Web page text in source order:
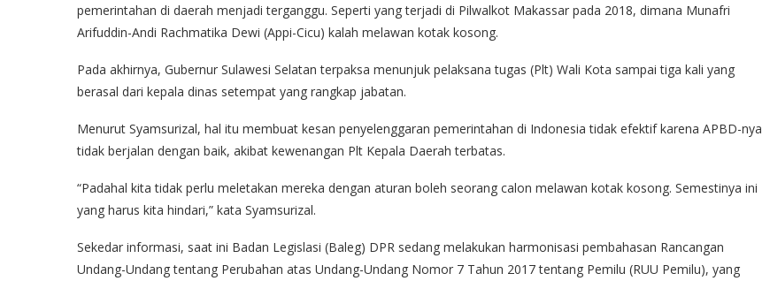
pemerintahan di daerah menjadi terganggu. Seperti yang terjadi di Pilwalkot Makassar pada 2018, dimana Munafri
Arifuddin-Andi Rachmatika Dewi (Appi-Cicu) kalah melawan kotak kosong.
Pada akhirnya, Gubernur Sulawesi Selatan terpaksa menunjuk pelaksana tugas (Plt) Wali Kota sampai tiga kali yang
berasal dari kepala dinas setempat yang rangkap jabatan.
Menurut Syamsurizal, hal itu membuat kesan penyelenggaran pemerintahan di Indonesia tidak efektif karena APBD-nya
tidak berjalan dengan baik, akibat kewenangan Plt Kepala Daerah terbatas.
“Padahal kita tidak perlu meletakan mereka dengan aturan boleh seorang calon melawan kotak kosong. Semestinya ini
yang harus kita hindari,” kata Syamsurizal.
Sekedar informasi, saat ini Badan Legislasi (Baleg) DPR sedang melakukan harmonisasi pembahasan Rancangan
Undang-Undang tentang Perubahan atas Undang-Undang Nomor 7 Tahun 2017 tentang Pemilu (RUU Pemilu), yang